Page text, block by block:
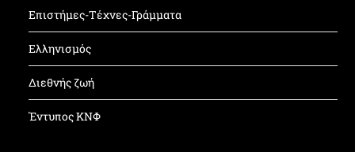
Επιστήμες-Τέχνες-Γράμματα
Ελληνισμός
Διεθνής ζωή
Έντυπος ΚΝΦ